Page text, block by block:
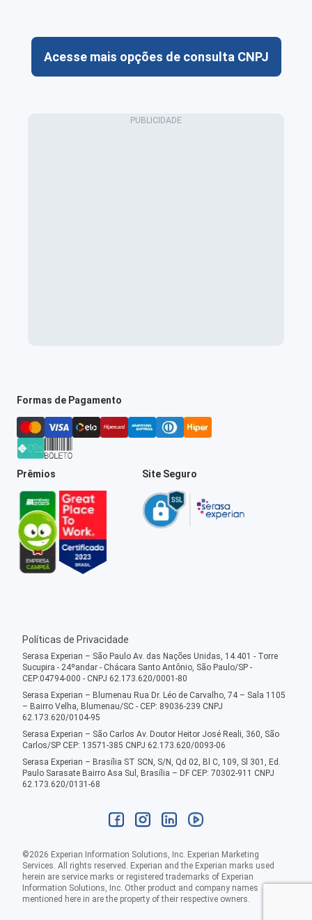
Acesse mais opções de consulta CNPJ
Formas de Pagamento
Prêmios Site Seguro
Políticas de Privacidade
Serasa Experian – São Paulo Av. das Nações Unidas, 14.401 - Torre
Sucupira - 24ºandar - Chácara Santo Antônio, São Paulo/SP -
CEP:04794-000 - CNPJ 62.173.620/0001-80
Serasa Experian – Blumenau Rua Dr. Léo de Carvalho, 74 – Sala 1105
– Bairro Velha, Blumenau/SC - CEP: 89036-239 CNPJ
62.173.620/0104-95
Serasa Experian – São Carlos Av. Doutor Heitor José Reali, 360, São
Carlos/SP CEP: 13571-385 CNPJ 62.173.620/0093-06
Serasa Experian – Brasília ST SCN, S/N, Qd 02, Bl C, 109, Sl 301, Ed.
Paulo Sarasate Bairro Asa Sul, Brasília – DF CEP: 70302-911 CNPJ
62.173.620/0131-68
©2026 Experian Information Solutions, Inc. Experian Marketing
Services. All rights reserved. Experian and the Experian marks used
herein are service marks or registered trademarks of Experian
Information Solutions, Inc. Other product and company names
mentioned here in are the property of their respective owners.